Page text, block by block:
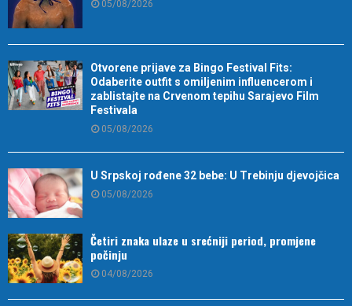
05/08/2026
Otvorene prijave za Bingo Festival Fits:
Odaberite outfit s omiljenim influencerom i
zablistajte na Crvenom tepihu Sarajevo Film
Festivala
05/08/2026
U Srpskoj rođene 32 bebe: U Trebinju djevojčica
05/08/2026
Četiri znaka ulaze u srećniji period, promjene
počinju
04/08/2026